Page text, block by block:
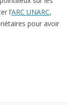
l’ARC UNARC,
pour avoir